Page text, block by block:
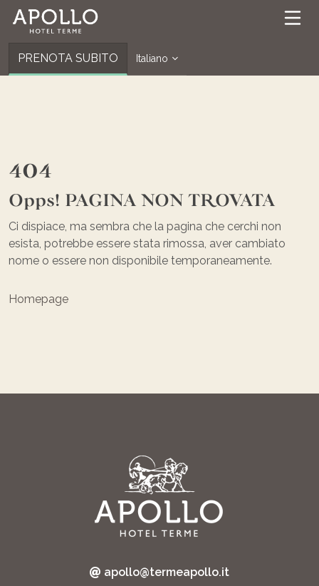
PRENOTA SUBITO Italiano
404
Opps! PAGINA NON TROVATA
Ci dispiace, ma sembra che la pagina che cerchi non
esista, potrebbe essere stata rimossa, aver cambiato
nome o essere non disponibile temporaneamente.
Homepage
apollo@termeapollo.it